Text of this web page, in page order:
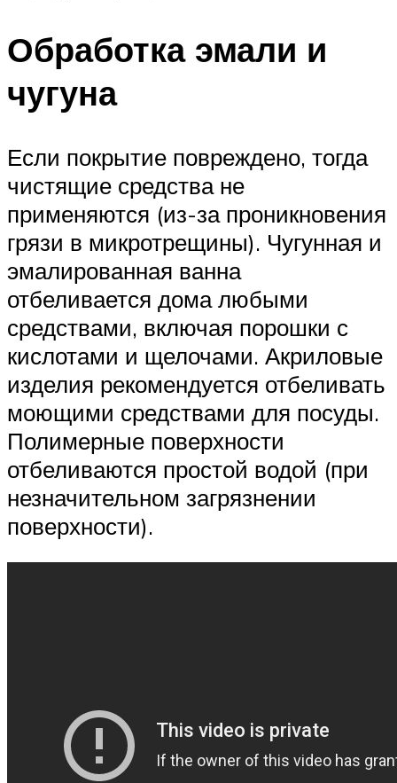
Обработка эмали и
чугуна
Если покрытие повреждено, тогда
чистящие средства не
применяются (из-за проникновения
грязи в микротрещины). Чугунная и
эмалированная ванна
отбеливается дома любыми
средствами, включая порошки с
кислотами и щелочами. Акриловые
изделия рекомендуется отбеливать
моющими средствами для посуды.
Полимерные поверхности
отбеливаются простой водой (при
незначительном загрязнении
поверхности).